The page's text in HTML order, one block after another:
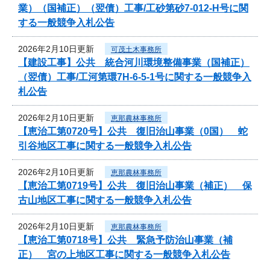
業）（国補正）（翌債）工事/工砂第砂7-012‐H号に関
する一般競争入札公告
2026年2月10日更新 可茂土木事務所
【建設工事】公共 統合河川環境整備事業（国補正）
（翌債）工事/工河第環7H-6-5-1号に関する一般競争入
札公告
2026年2月10日更新 恵那農林事務所
【恵治工第0720号】公共 復旧治山事業（0国） 蛇
引谷地区工事に関する一般競争入札公告
2026年2月10日更新 恵那農林事務所
【恵治工第0719号】公共 復旧治山事業（補正） 保
古山地区工事に関する一般競争入札公告
2026年2月10日更新 恵那農林事務所
【恵治工第0718号】公共 緊急予防治山事業（補
正） 宮の上地区工事に関する一般競争入札公告